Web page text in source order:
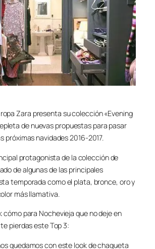
Zara presenta su colección «Evening
de nuevas propuestas para pasar
próximas navidades 2016-2017.
protagonista de la colección de
de algunas de las principales
temporada como el plata, bronce, oro y
más llamativa.
cómo para Nochevieja que no deje en
pierdas este Top 3:
quedamos con este look de chaqueta